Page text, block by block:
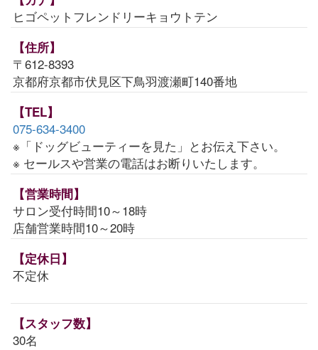
ヒゴペットフレンドリーキョウトテン
【住所】
〒612-8393
京都府京都市伏見区下鳥羽渡瀬町140番地
【TEL】
075-634-3400
※「ドッグビューティーを見た」とお伝え下さい。
※ セールスや営業の電話はお断りいたします。
【営業時間】
サロン受付時間10～18時
店舗営業時間10～20時
【定休日】
不定休
【スタッフ数】
30名